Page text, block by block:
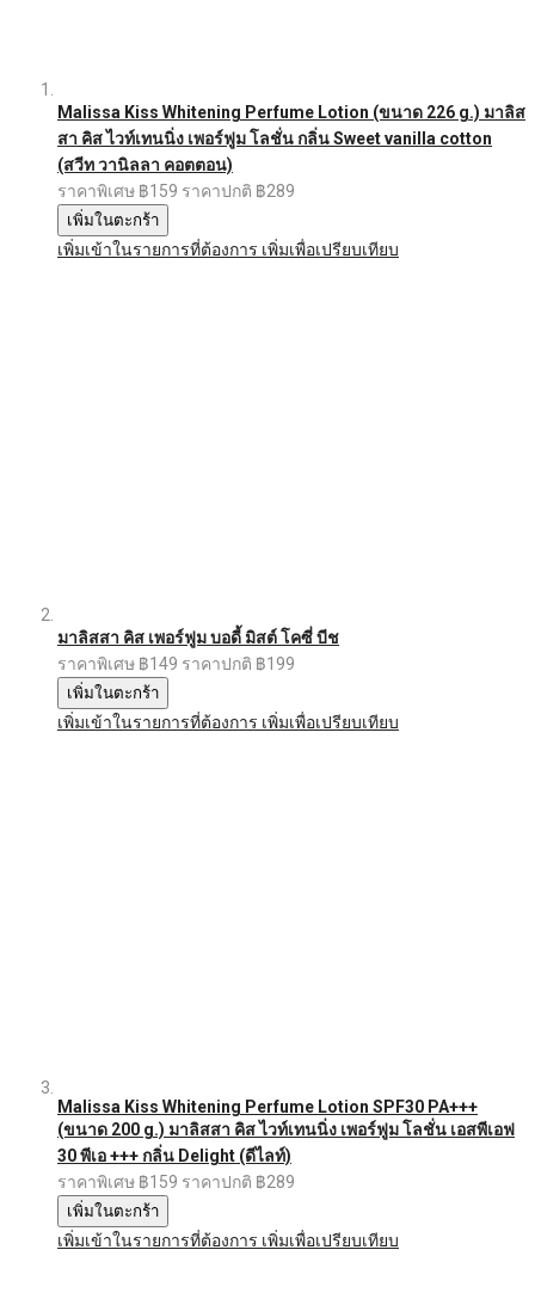
Malissa Kiss Whitening Perfume Lotion (ขนาด 226 g.) มาลิส
สา คิส ไวท์เทนนิ่ง เพอร์ฟูม โลชั่น กลิ่น Sweet vanilla cotton
(สวีท วานิลลา คอตตอน)
ราคาพิเศษ ฿159 ราคาปกติ ฿289
เพิ่มในตะกร้า
เพิ่มเข้าในรายการที่ต้องการ เพิ่มเพื่อเปรียบเทียบ
มาลิสสา คิส เพอร์ฟูม บอดี้ มิสต์ โคซี่ บีช
ราคาพิเศษ ฿149 ราคาปกติ ฿199
เพิ่มในตะกร้า
เพิ่มเข้าในรายการที่ต้องการ เพิ่มเพื่อเปรียบเทียบ
Malissa Kiss Whitening Perfume Lotion SPF30 PA+++
(ขนาด 200 g.) มาลิสสา คิส ไวท์เทนนิ่ง เพอร์ฟูม โลชั่น เอสพีเอฟ
30 พีเอ +++ กลิ่น Delight (ดีไลท์)
ราคาพิเศษ ฿159 ราคาปกติ ฿289
เพิ่มในตะกร้า
เพิ่มเข้าในรายการที่ต้องการ เพิ่มเพื่อเปรียบเทียบ